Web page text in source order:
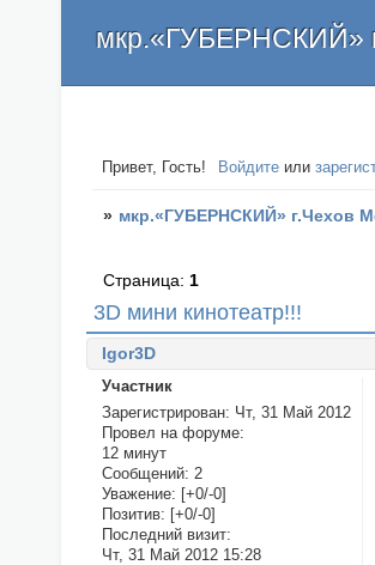
мкр.«ГУБЕРНСКИЙ»
Привет, Гость! Войдите или
» мкр.«ГУБЕРНСКИЙ» г.Чехов
3D мини кинотеатр!!!
Страница: 1
Igor3D
Участник
Зарегистрирован: Чт, 31 Май 2012
Провел на форуме:
12 минут
Сообщений: 2
Уважение: [+0/-0]
Позитив: [+0/-0]
Последний визит:
Чт, 31 Май 2012 15:28